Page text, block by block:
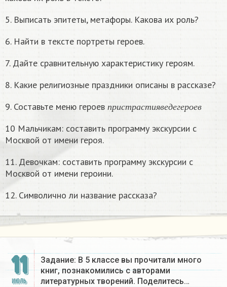
5. Выписать эпитеты, метафоры. Какова их роль?
6. Найти в тексте портреты героев.
7. Дайте сравнительную характеристику героям.
8. Какие религиозные праздники описаны в рассказе?
9. Составьте меню героев
п р и с т р а с т ияв е д е г е р о е в
10 Мальчикам: составить программу экскурсии с
Москвой от имени героя.
11. Девочкам: составить программу экскурсии с
Москвой от имени героини.
12. Символично ли название рассказа?
11
ИЮЛЬ
Задание: В 5 классе вы прочитали много
книг, познакомились с авторами
литературных творений. Поделитесь…